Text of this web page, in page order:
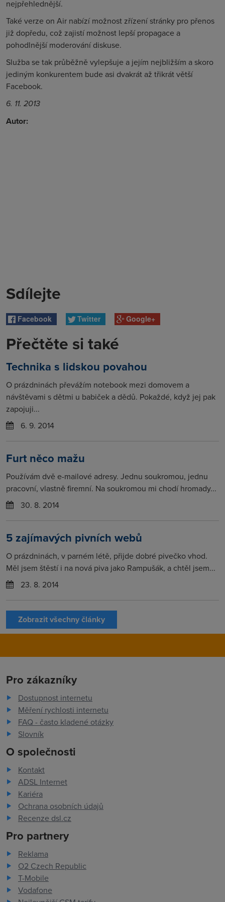
nejpřehlednější.
Také verze on Air nabízí možnost zřízení stránky pro přenos
již dopředu, což zajistí možnost lepší propagace a
pohodlnější moderování diskuse.
Služba se tak průběžně vylepšuje a jejím nejbližším a skoro
jediným konkurentem bude asi dvakrát až třikrát větší
Facebook.
6. 11. 2013
Autor:
Sdílejte
Facebook Twitter Google+
Přečtěte si také
Technika s lidskou povahou
O prázdninách převážím notebook mezi domovem a
návštěvami s dětmi u babiček a dědů. Pokaždé, když jej pak
zapojuji...
6. 9. 2014
Furt něco mažu
Používám dvě e-mailové adresy. Jednu soukromou, jednu
pracovní, vlastně firemní. Na soukromou mi chodí hromady...
30. 8. 2014
5 zajímavých pivních webů
O prázdninách, v parném létě, přijde dobré pivečko vhod.
Měl jsem štěstí i na nová piva jako Rampušák, a chtěl jsem...
23. 8. 2014
Zobrazit všechny články
Pro zákazníky
Dostupnost internetu
Měření rychlosti internetu
FAQ - často kladené otázky
Slovník
O společnosti
Kontakt
ADSL Internet
Kariéra
Ochrana osobních údajů
Recenze dsl.cz
Pro partnery
Reklama
O2 Czech Republic
T-Mobile
Vodafone